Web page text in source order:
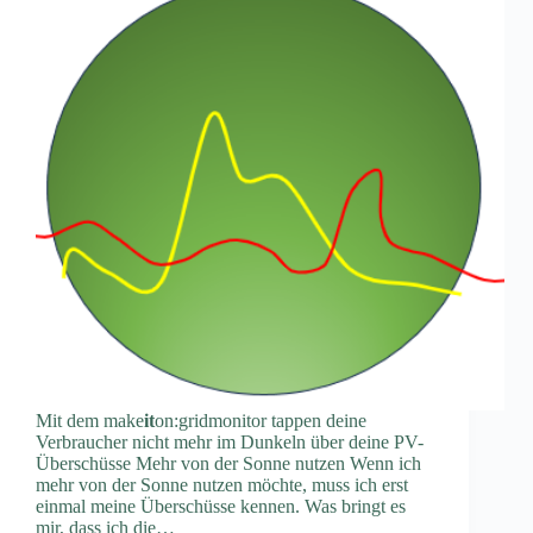
Mit dem makeiton:gridmonitor tappen deine
Verbraucher nicht mehr im Dunkeln über deine PV-
Überschüsse Mehr von der Sonne nutzen Wenn ich
mehr von der Sonne nutzen möchte, muss ich erst
einmal meine Überschüsse kennen. Was bringt es
mir, dass ich die…